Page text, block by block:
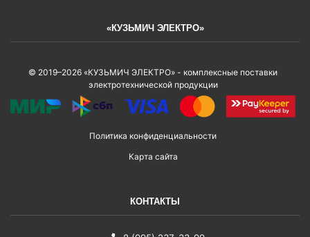
«КУЗЬМИЧ ЭЛЕКТРО»
© 2019–2026 «КУЗЬМИЧ ЭЛЕКТРО» - комплексные поставки
электротехнической продукции
Политика конфиденциальности
Карта сайта
КОНТАКТЫ